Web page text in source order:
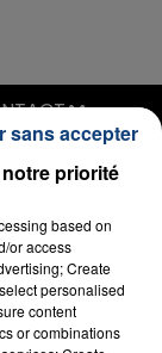
priorité
based on
or access
Create
personalised
content
or combinations
sans accepter